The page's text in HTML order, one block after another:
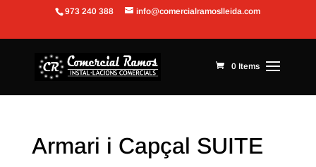
Obre la barra d'eines
973 240 388 info@comercialramoslleida.com
0 Items
Armari i Capçal SUITE